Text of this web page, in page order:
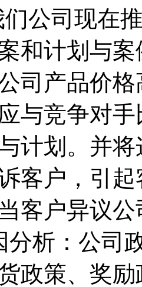
公司现在
和计划与案
产品价格
与竞争对
计划。并
客户，引
户异议公
：公司政
政策、奖